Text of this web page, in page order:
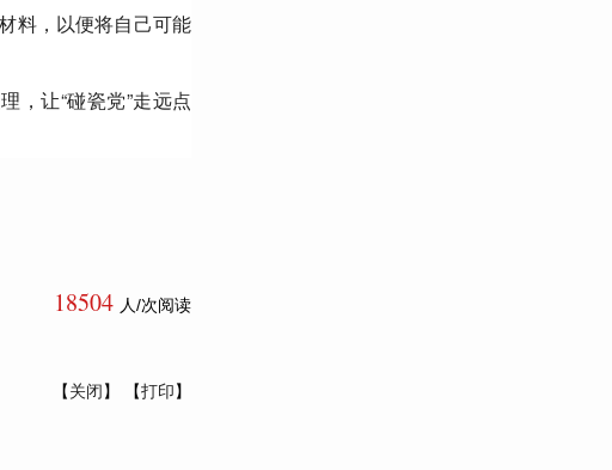
料，以便将自己可能
，让“碰瓷党”走远点
18504 人/次阅读
【关闭】 【打印】